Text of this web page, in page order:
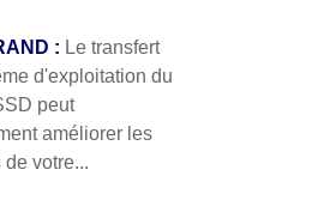
: Le transfert
d'exploitation du
peut
améliorer les
votre...